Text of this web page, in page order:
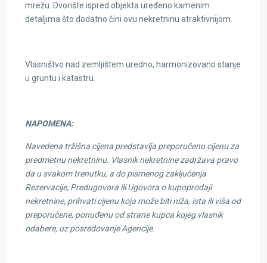
mrežu. Dvorište ispred objekta uređeno kamenim
detaljima što dodatno čini ovu nekretninu atraktivnijom.
Vlasništvo nad zemljištem uredno, harmonizovano stanje
u gruntu i katastru.
NAPOMENA:
Navedena tržišna cijena predstavlja preporučenu cijenu za
predmetnu nekretninu. Vlasnik nekretnine zadržava pravo
da u svakom trenutku, a do pismenog zaključenja
Rezervacije, Predugovora ili Ugovora o kupoprodaji
nekretnine, prihvati cijenu koja može biti niža, ista ili viša od
preporučene, ponuđenu od strane kupca kojeg vlasnik
odabere, uz posredovanje Agencije.